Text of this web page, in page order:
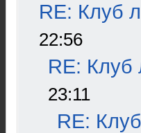
RE: Клуб
22:56
RE: Клуб
23:11
RE: